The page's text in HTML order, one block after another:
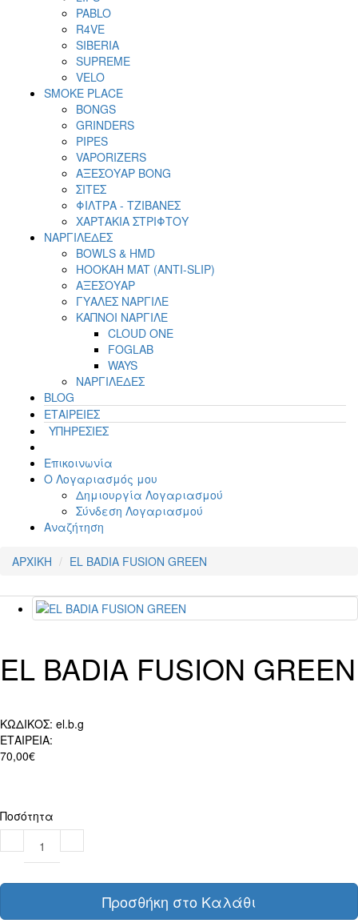
PABLO
R4VE
SIBERIA
SUPREME
VELO
SMOKE PLACE
BONGS
GRINDERS
PIPES
VAPORIZERS
ΑΞΕΣΟΥΑΡ BONG
ΣΙΤΕΣ
ΦΙΛΤΡΑ - ΤΖΙΒΑΝΕΣ
ΧΑΡΤΑΚΙΑ ΣΤΡΙΦΤΟΥ
ΝΑΡΓΙΛΕΔΕΣ
BOWLS & HMD
HOOKAH MAT (ANTI-SLIP)
ΑΞΕΣΟΥΑΡ
ΓΥΑΛΕΣ ΝΑΡΓΙΛΕ
ΚΑΠΝΟΙ ΝΑΡΓΙΛΕ
CLOUD ONE
FOGLAB
WAYS
ΝΑΡΓΙΛΕΔΕΣ
BLOG
ΕΤΑΙΡΕΙΕΣ
ΥΠΗΡΕΣΙΕΣ
Επικοινωνία
Ο Λογαριασμός μου
Δημιουργία Λογαριασμού
Σύνδεση Λογαριασμού
Αναζήτηση
ΑΡΧΙΚΗ EL BADIA FUSION GREEN
EL BADIA FUSION GREEN
ΚΩΔΙΚΟΣ: el.b.g
ΕΤΑΙΡΕΙΑ:
70,00€
Ποσότητα
Προσθήκη στο Καλάθι